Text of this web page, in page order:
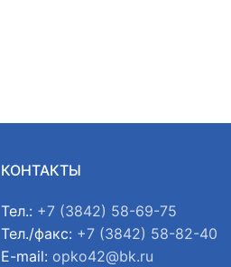
КОНТАКТЫ
Тел.: +7 (3842) 58-69-75
Тел./факс: +7 (3842) 58-82-40
E-mail: opko42@bk.ru